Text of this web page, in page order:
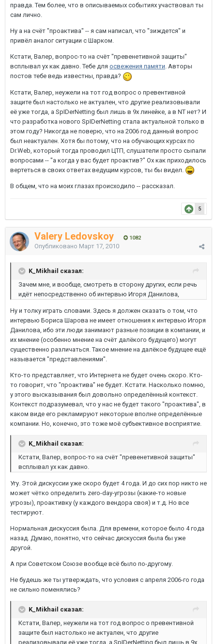
правда. Тем более, что в описываемых событиях участвовал ты
сам лично.
Ну а на счёт "проактива" -- я сам написал, что "зиждется" и
привёл аналог ситуации с Шарком.
Кстати, Валер, вопрос-то на счёт "превенетивной защиты"
всплывал ух как давно. Тебе для освежения памяти. Авторы
постов тебе ведь известны, правда?
Кстати, Валер, неужели на тот год вопрос о превентивной
защите был настолько не актуален, что другие реализовывали
её уже тогда, а SpIDerNetting был лишь в 9х линейке, а в NT нет? И
что разработка нового SpIDerNetting стала актуальной только в
этом году? Никогда не поверю, что на 2006 год данный вопрос
был неактуален. Хотя бы потому, что на обучающих курсах по
Dr.Web, который тогда проводил ЦТП, слушатели просто сыпали
вопросами -- "а когда у вас будет проактив?" Ох как приходилось
вертеться в своих ответах ведущим курсов, ты бы видел.
В общем, что на моих глазах происходило -- рассказал.
5
Valery Ledovskoy 1082
Опубликовано Март 17, 2010
K_Mikhail сказал:
Зачем мне, и вообще, смотреть в сторону других, если речь
идёт непосредственно об интервью Игоря Данилова,
Ну и толку играть словами. Здесь я должен сказать о том, что
интервью Бориса Шарова не имеет отношения к интервью Игоря
Данилова, ибо эти люди занимают разные позиции в компании, и
их мнение (особенно мнение на счёт далёкого будущего) могут
существенно различаться. Такое мнение на далёкое будущее ещё
называется "представлениями".
Кто-то представляет, что Интернета не будет очень скоро. Кто-
то говорит, что "проактива" не будет. Кстати. Насколько помню,
у этого высказывания был довольно определённый контекст.
Контекст подразумевал, что у нас не будет такого "проактива", в
каком виде его рекламируют некоторые вполне определённые
компании. Но, конечно, это тоже моё субъективное восприятие.
K_Mikhail сказал:
Кстати, Валер, вопрос-то на счёт "превенетивной защиты"
всплывал ух как давно.
Угу. Этой дискуссии уже скоро будет 4 года. И до сих пор никто не
может чётко определить zero-day-угрозы (какие-то новые
угрозы), проактивку (у каждого вендора своя) и т.д. Но все
тестируют.
Нормальная дискуссия была. Для времени, которое было 4 года
назад. Думаю, понятно, что сейчас дискуссия была бы уже
другой.
А при Советском Союзе вообще всё было по-другому.
Не будешь же ты утверждать, что условия с апреля 2006-го года
не сильно поменялись?
K_Mikhail сказал:
Кстати, Валер, неужели на тот год вопрос о превентивной
защите был настолько не актуален, что другие
реализовывали её уже тогда, а SpIDerNetting был лишь в 9х